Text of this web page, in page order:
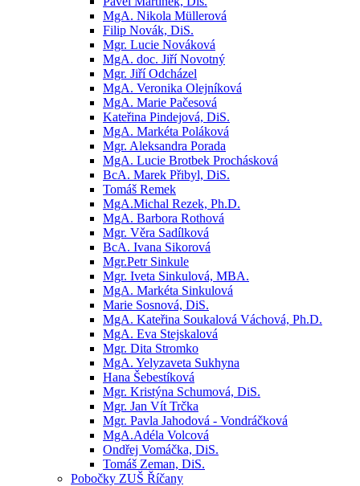
MgA. Nikola Müllerová
Filip Novák, DiS.
Mgr. Lucie Nováková
MgA. doc. Jiří Novotný
Mgr. Jiří Odcházel
MgA. Veronika Olejníková
MgA. Marie Pačesová
Kateřina Pindejová, DiS.
MgA. Markéta Poláková
Mgr. Aleksandra Porada
MgA. Lucie Brotbek Prochásková
BcA. Marek Přibyl, DiS.
Tomáš Remek
MgA.Michal Rezek, Ph.D.
MgA. Barbora Rothová
Mgr. Věra Sadílková
BcA. Ivana Sikorová
Mgr.Petr Sinkule
Mgr. Iveta Sinkulová, MBA.
MgA. Markéta Sinkulová
Marie Sosnová, DiS.
MgA. Kateřina Soukalová Váchová, Ph.D.
MgA. Eva Stejskalová
Mgr. Dita Stromko
MgA. Yelyzaveta Sukhyna
Hana Šebestíková
Mgr. Kristýna Schumová, DiS.
Mgr. Jan Vít Trčka
Mgr. Pavla Jahodová - Vondráčková
MgA.Adéla Volcová
Ondřej Vomáčka, DiS.
Tomáš Zeman, DiS.
Pobočky ZUŠ Říčany